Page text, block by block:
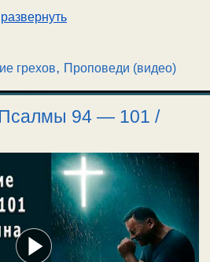
развернуть
грехов, Проповеди (видео)
94 — 101 /